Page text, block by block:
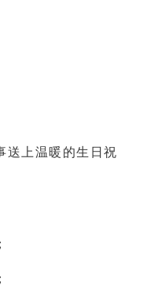
送上温暖的生日祝